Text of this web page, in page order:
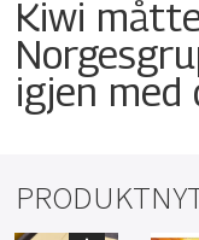
Kiwi
igjen med